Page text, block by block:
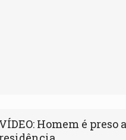
VÍDEO: Homem é